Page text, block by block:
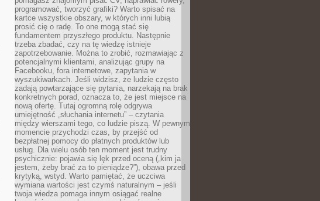
programować, tworzyć grafiki? Warto spisać na
kartce wszystkie obszary, w których inni lubią
prosić cię o radę. To one mogą stać się
fundamentem przyszłego produktu. Następnie
trzeba zbadać, czy na tę wiedzę istnieje
zapotrzebowanie. Można to zrobić, rozmawiając z
potencjalnymi klientami, analizując grupy na
Facebooku, fora internetowe, zapytania w
wyszukiwarkach. Jeśli widzisz, że ludzie często
zadają powtarzające się pytania, narzekają na brak
konkretnych porad, oznacza to, że jest miejsce na
nową ofertę. Tutaj ogromną rolę odgrywa
umiejętność „słuchania internetu” – czytania
między wierszami tego, co ludzie piszą. W pewnym
momencie przychodzi czas, by przejść od
bezpłatnej pomocy do płatnych produktów lub
usług. Dla wielu osób ten moment jest trudny
psychicznie: pojawia się lęk przed oceną („kim ja
jestem, żeby brać za to pieniądze?”), obawa przed
krytyką, wstyd. Warto pamiętać, że uczciwa
wymiana wartości jest czymś naturalnym – jeśli
twoja wiedza pomaga innym osiągać realne